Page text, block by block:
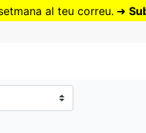
Vés
al teu correu. ➜